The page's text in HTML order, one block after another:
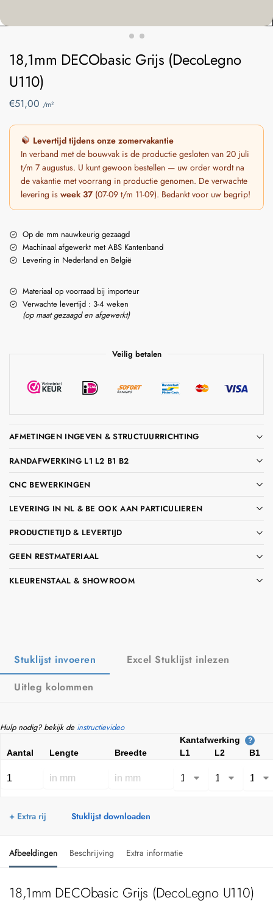
18,1mm DECObasic Grijs (DecoLegno
U110)
€51,00 /m²
Levertijd tijdens onze zomervakantie
In verband met de bouwvak is de productie gesloten van 20 juli
t/m 7 augustus. U kunt gewoon bestellen — uw order wordt na
de vakantie met voorrang in productie genomen. De verwachte
levering is week 37 (07-09 t/m 11-09). Bedankt voor uw begrip!
Op de mm nauwkeurig gezaagd
Machinaal afgewerkt met ABS Kantenband
Levering in Nederland en België
Materiaal op voorraad bij importeur
Verwachte levertijd : 3-4 weken
(op maat gezaagd en afgewerkt)
Veilig betalen
AFMETINGEN INGEVEN & STRUCTUURRICHTING
RANDAFWERKING L1 L2 B1 B2
CNC BEWERKINGEN
LEVERING IN NL & BE OOK AAN PARTICULIEREN
PRODUCTIETIJD & LEVERTIJD
GEEN RESTMATERIAAL
KLEURENSTAAL & SHOWROOM
Stuklijst invoeren
Excel Stuklijst inlezen
Uitleg kolommen
Hulp nodig? bekijk de instructievideo
Kantafwerking ?
Aantal Lengte Breedte L1 L2 B1
+ Extra rij Stuklijst downloaden
Afbeeldingen Beschrijving Extra informatie
18,1mm DECObasic Grijs (DecoLegno U110)